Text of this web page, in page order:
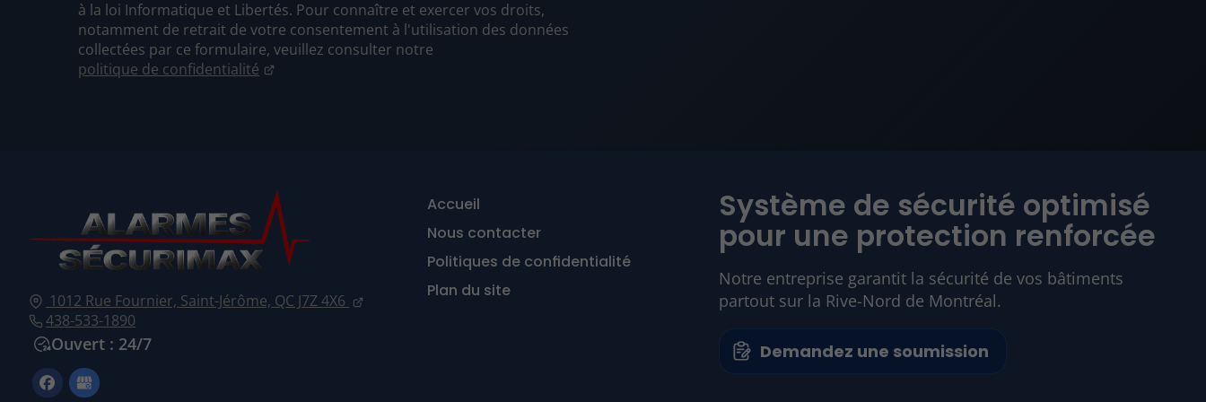
à la loi Informatique et Libertés. Pour connaître et exercer vos droits,
notamment de retrait de votre consentement à l'utilisation des données
collectées par ce formulaire, veuillez consulter notre
politique de confidentialité
1012 Rue Fournier, Saint-Jérôme, QC J7Z 4X6
438-533-1890
Ouvert : 24/7
Accueil
Nous contacter
Politiques de confidentialité
Plan du site
Système de sécurité optimisé
pour une protection renforcée
Notre entreprise garantit la sécurité de vos bâtiments
partout sur la Rive-Nord de Montréal.
Demandez une soumission